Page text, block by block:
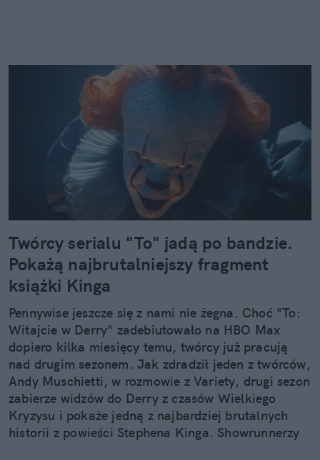
Twórcy serialu "To" jadą po bandzie.
Pokażą najbrutalniejszy fragment
książki Kinga
Pennywise jeszcze się z nami nie żegna. Choć "To:
Witajcie w Derry" zadebiutowało na HBO Max
dopiero kilka miesięcy temu, twórcy już pracują
nad drugim sezonem. Jak zdradził jeden z twórców,
Andy Muschietti, w rozmowie z Variety, drugi sezon
zabierze widzów do Derry z czasów Wielkiego
Kryzysu i pokaże jedną z najbardziej brutalnych
historii z powieści Stephena Kinga. Showrunnerzy